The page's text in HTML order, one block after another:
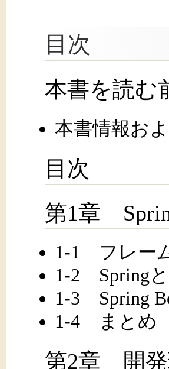
目次
本書を読む
本書情報お
目次
第1章
1-1 フレー
1-2 Springと
1-3 Spring
1-4 まとめ
第2章 開発